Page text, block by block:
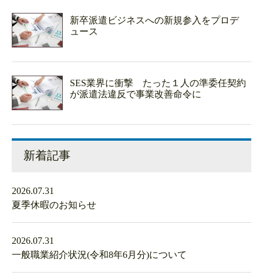
新卒派遣ビジネスへの新規参入をプロデ
ュース
SES業界に衝撃 たった１人の準委任契約
が派遣法違反で事業改善命令に
新着記事
2026.07.31
夏季休暇のお知らせ
2026.07.31
一般職業紹介状況(令和8年6月分)について